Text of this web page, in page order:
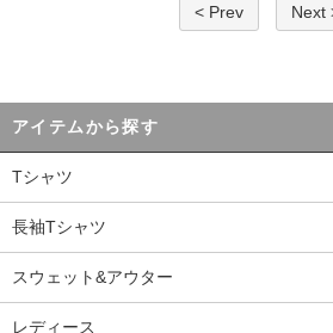
< Prev Next
アイテムから探す
Tシャツ
長袖Tシャツ
スウェット&アウター
レディース